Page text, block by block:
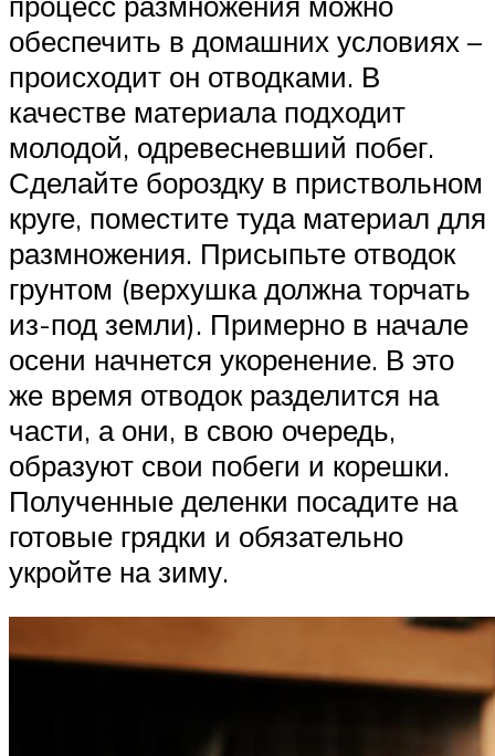
обеспечить в домашних условиях –
происходит он отводками. В
качестве материала подходит
молодой, одревесневший побег.
Сделайте бороздку в приствольном
круге, поместите туда материал для
размножения. Присыпьте отводок
грунтом (верхушка должна торчать
из-под земли). Примерно в начале
осени начнется укоренение. В это
же время отводок разделится на
части, а они, в свою очередь,
образуют свои побеги и корешки.
Полученные деленки посадите на
готовые грядки и обязательно
укройте на зиму.